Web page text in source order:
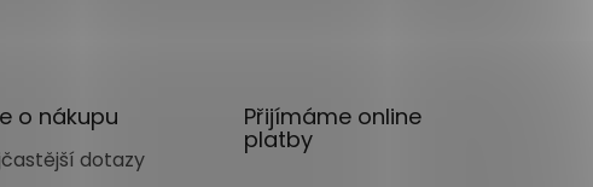
o nákupu
dotazy
Přijímáme online
platby